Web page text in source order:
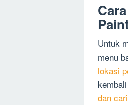
Untuk
menu
lokasi
dan